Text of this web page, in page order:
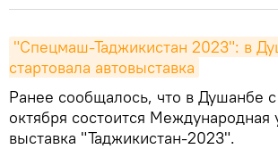
"Спецмаш-Таджикистан 2023": в
стартовала автовыставка
Ранее сообщалось, что в Душанбе
октября состоится Международная
выставка "Таджикистан-2023".